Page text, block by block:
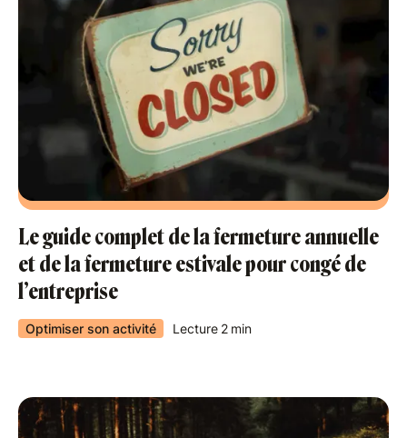
Le guide complet de la fermeture annuelle
et de la fermeture estivale pour congé de
l’entreprise
Optimiser son activité Lecture 2 min